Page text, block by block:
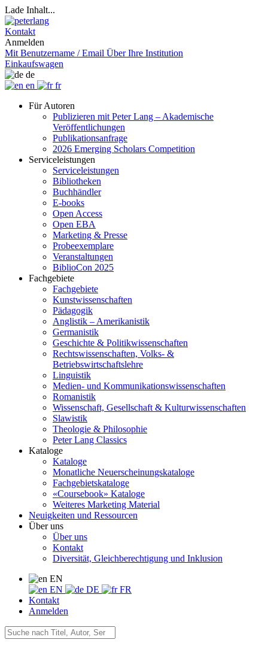
Lade Inhalt...
Kontakt
Anmelden
Mit Benutzername / Email Über Ihre Institution
Einkaufswagen
de
en
fr
Für Autoren
Publizieren mit Peter Lang – Akademische
Veröffentlichungen
Publikationsanfrage
2026 Emerging Scholars Competition
Serviceleistungen
Serviceleistungen
Bibliotheken
Buchhändler
E-books
Open Access
Open EBA
Marketing & Presse
Probeexemplare
Veranstaltungen
BiblioCon 2025
Fachgebiete
Fachgebiete
Kunstwissenschaften
Pädagogik
Anglistik – Amerikanistik
Germanistik
Geschichte & Politikwissenschaften
Rechtswissenschaften, Volks- &
Betriebswirtschaftslehre
Linguistik
Medien- und Kommunikationswissenschaften
Romanistik
Wissenschaft, Gesellschaft & Kulturwissenschaften
Slawistik
Theologie & Philosophie
Peter Lang Classics
Kataloge
Kataloge
Monatliche Neuerscheinungskataloge
Fachgebietskataloge
«Coursebook» Kataloge
Weiteres Marketing Material
Neuigkeiten und Ressourcen
Über uns
Über uns
Kontakt
Diversität, Gleichberechtigung und Inklusion
EN
EN
DE
FR
Kontakt
Anmelden